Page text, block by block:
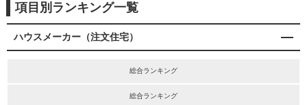
項目別ランキング一覧
ハウスメーカー（注文住宅）
総合ランキング
総合ランキング